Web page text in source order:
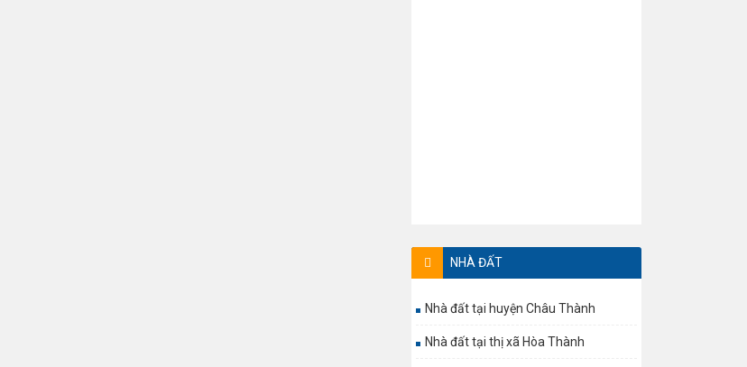
NHÀ ĐẤT
Nhà đất tại huyện Châu Thành
Nhà đất tại thị xã Hòa Thành